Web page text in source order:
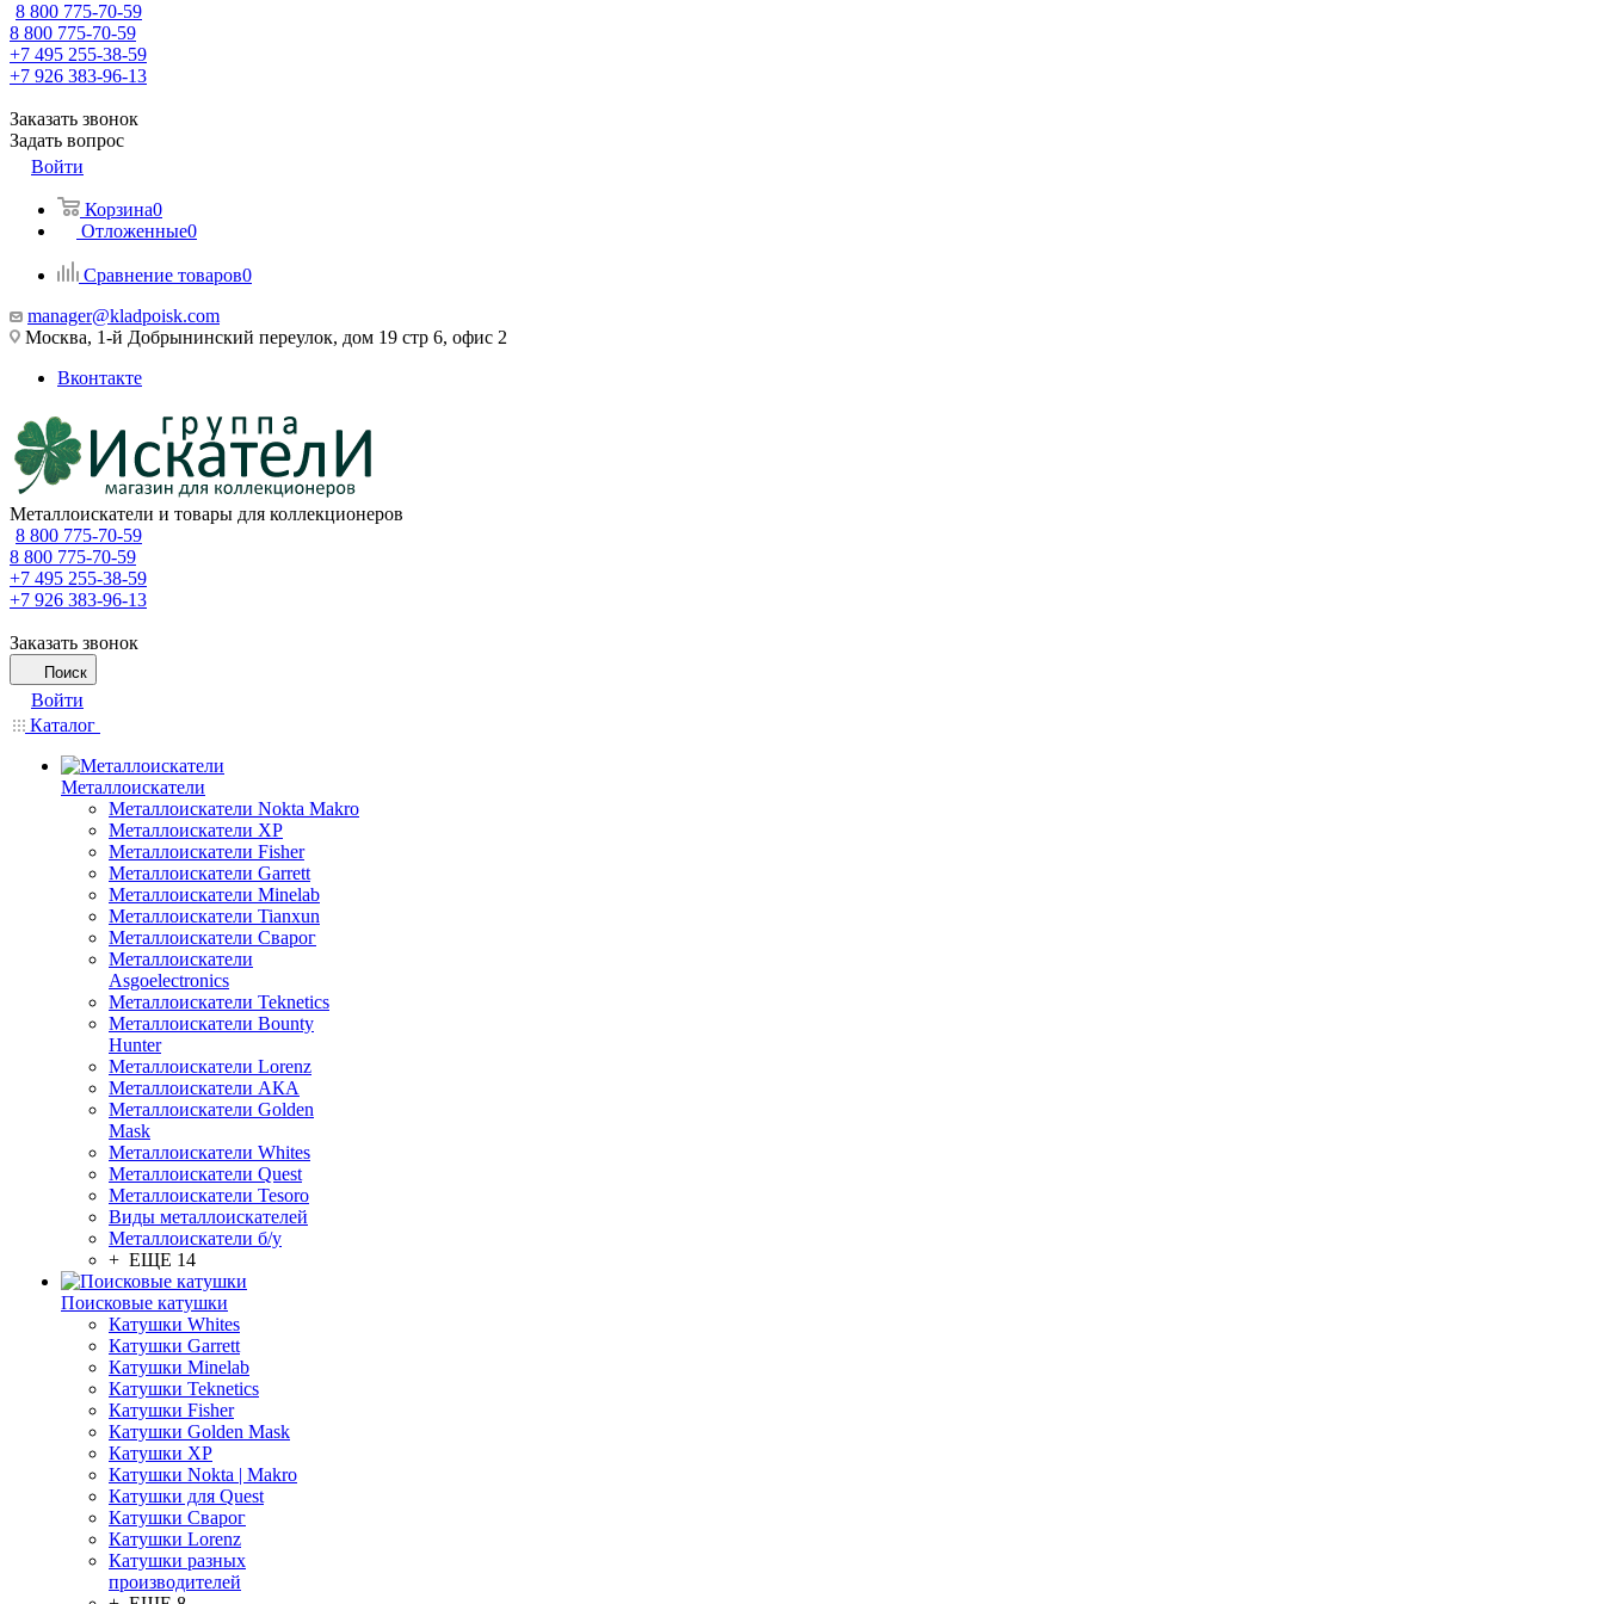
8 800 775-70-59
8 800 775-70-59
+7 495 255-38-59
+7 926 383-96-13
Заказать звонок
Задать вопрос
Войти
Корзина0
Отложенные0
Сравнение товаров0
manager@kladpoisk.com
Москва, 1-й Добрынинский переулок, дом 19 стр 6, офис 2
Вконтакте
Металлоискатели и товары для коллекционеров
8 800 775-70-59
8 800 775-70-59
+7 495 255-38-59
+7 926 383-96-13
Заказать звонок
Поиск
Войти
Каталог
Металлоискатели
Металлоискатели Nokta Makro
Металлоискатели XP
Металлоискатели Fisher
Металлоискатели Garrett
Металлоискатели Minelab
Металлоискатели Tianxun
Металлоискатели Сварог
Металлоискатели
Asgoelectronics
Металлоискатели Teknetics
Металлоискатели Bounty
Hunter
Металлоискатели Lorenz
Металлоискатели АКА
Металлоискатели Golden
Mask
Металлоискатели Whites
Металлоискатели Quest
Металлоискатели Tesoro
Виды металлоискателей
Металлоискатели б/у
+ ЕЩЕ 14
Поисковые катушки
Катушки Whites
Катушки Garrett
Катушки Minelab
Катушки Teknetics
Катушки Fisher
Катушки Golden Mask
Катушки XP
Катушки Nokta | Makro
Катушки для Quest
Катушки Сварог
Катушки Lorenz
Катушки разных
производителей